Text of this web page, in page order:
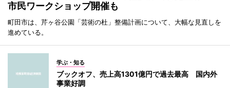
市民ワークショップ開催も
町田市は、芹ヶ谷公園「芸術の杜」整備計画について、大幅な見直しを
進めている。
学ぶ・知る
ブックオフ、売上高1301億円で過去最高 国内外
事業好調